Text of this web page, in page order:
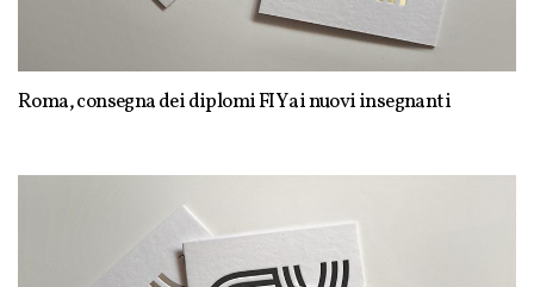
Roma, consegna dei diplomi FIY ai nuovi insegnanti